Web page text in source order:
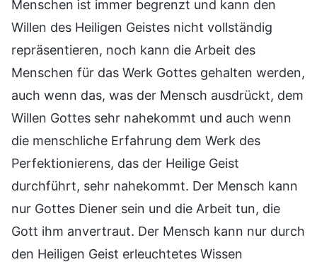
Menschen ist immer begrenzt und kann den
Willen des Heiligen Geistes nicht vollständig
repräsentieren, noch kann die Arbeit des
Menschen für das Werk Gottes gehalten werden,
auch wenn das, was der Mensch ausdrückt, dem
Willen Gottes sehr nahekommt und auch wenn
die menschliche Erfahrung dem Werk des
Perfektionierens, das der Heilige Geist
durchführt, sehr nahekommt. Der Mensch kann
nur Gottes Diener sein und die Arbeit tun, die
Gott ihm anvertraut. Der Mensch kann nur durch
den Heiligen Geist erleuchtetes Wissen